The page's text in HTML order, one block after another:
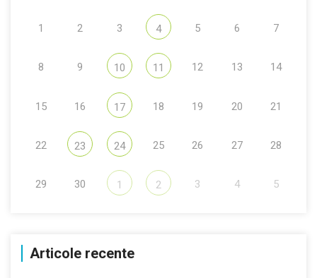
1 2 3 4 5 6 7
8 9 10 11 12 13 14
15 16 17 18 19 20 21
22 23 24 25 26 27 28
29 30 1 2 3 4 5
Articole recente